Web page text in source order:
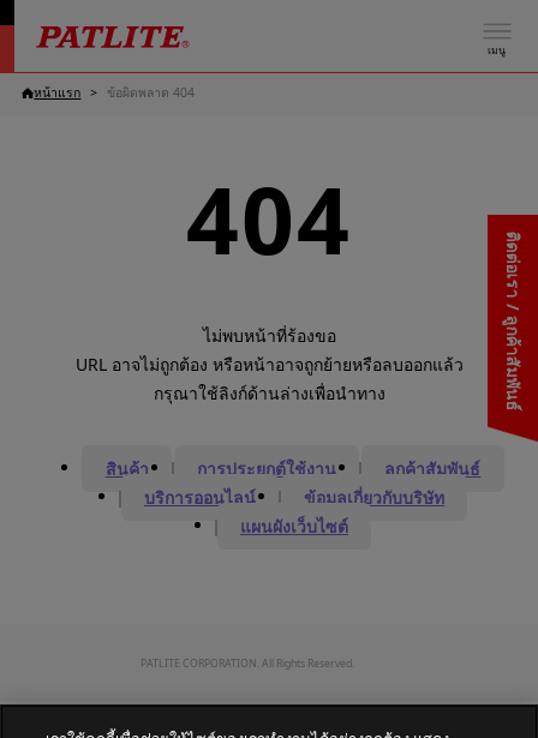
เมนู
ติดต่อเรา / ลูกค้าสัมพันธ์
หน้าแรก ข้อผิดพลาด 404
404
ไม่พบหน้าที่ร้องขอ
URL อาจไม่ถูกต้อง หรือหน้าอาจถูกย้ายหรือลบออกแล้ว
กรุณาใช้ลิงก์ด้านล่างเพื่อนำทาง
สินค้า การประยุกต์ใช้งาน
ลูกค้าสัมพันธ์
บริการออนไลน์
ข้อมูลเกี่ยวกับบริษัท
แผนผังเว็บไซต์
PATLITE CORPORATION. All Rights Reserved.